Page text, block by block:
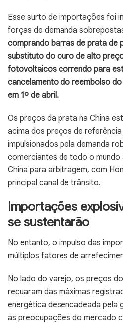
Esse surto de importações foi
forças de demanda
comprando barras de prata de
substituto do ouro de alto
fotovoltaicos correndo para
cancelamento do reembolso
em 1º de abril.
Os preços da prata na China
acima dos preços de referência
impulsionados pela demanda
comerciantes de todo o mundo
China para arbitragem, com
principal canal de trânsito.
Importações
se sustentarão
No entanto, o impulso das
múltiplos fatores de
No lado do varejo, os preços
recuaram das máximas
energética desencadeada pela
as preocupações do mercado